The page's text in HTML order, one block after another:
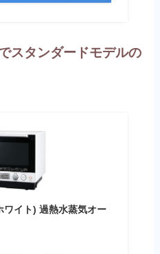
スタンダードモデルの
ワイト) 過熱水蒸気オー